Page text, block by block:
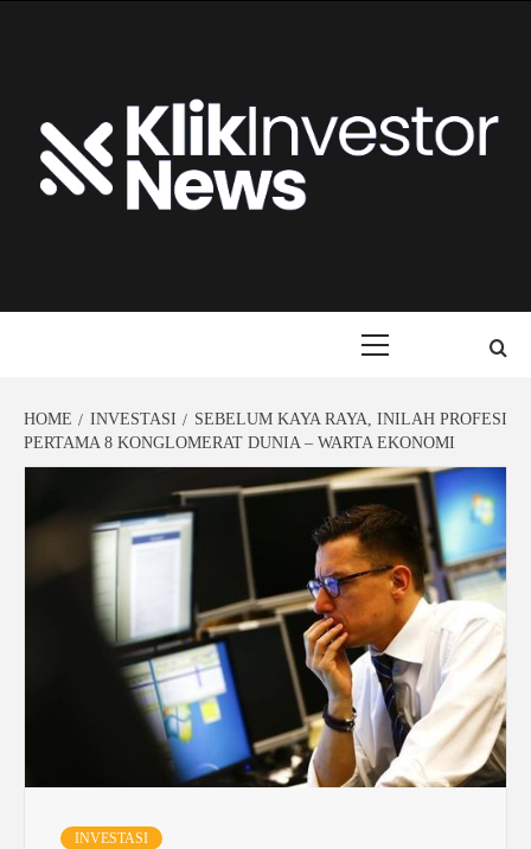
HOME INVESTASI
SEBELUM KAYA RAYA, INILAH PROFESI
PERTAMA 8 KONGLOMERAT DUNIA – WARTA EKONOMI
INVESTASI